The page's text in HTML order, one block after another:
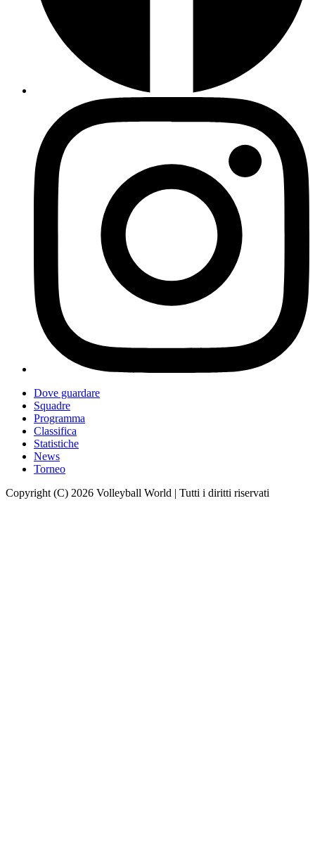
Dove guardare
Squadre
Programma
Classifica
Statistiche
News
Torneo
Copyright (C) 2026 Volleyball World | Tutti i diritti riservati